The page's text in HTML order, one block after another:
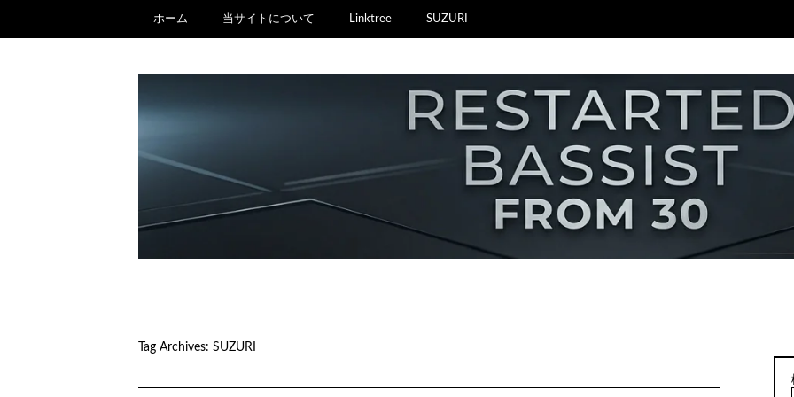
ホーム 当サイトについて Linktree SUZURI
Tag Archives: SUZURI